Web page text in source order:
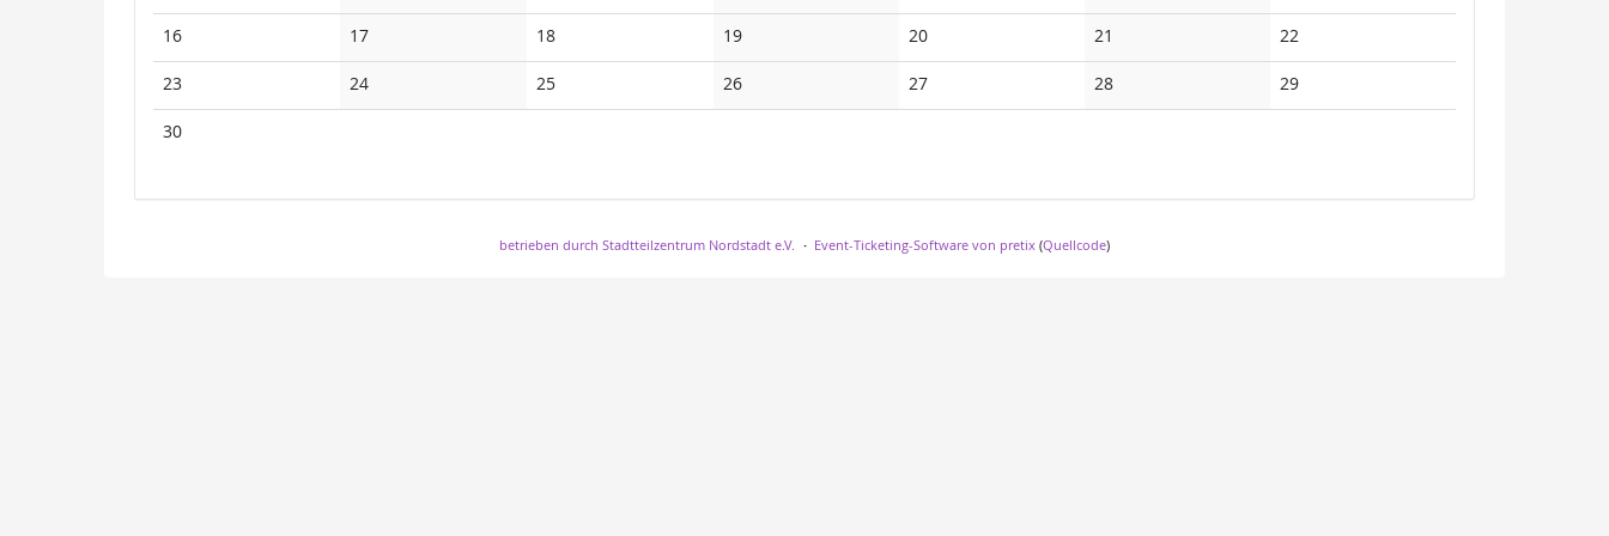
16 17 18 19 20 21 22
23 24 25 26 27 28 29
30
betrieben durch Stadtteilzentrum Nordstadt e.V. Event-Ticketing-Software von pretix (Quellcode)